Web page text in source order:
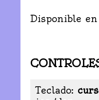
Disponible en
Teclado: